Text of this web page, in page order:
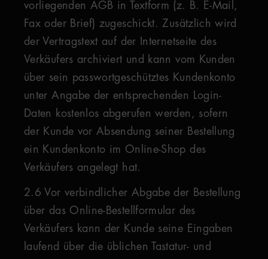
vorliegenden AGB in Textform (z. B. E-Mail,
Fax oder Brief) zugeschickt. Zusätzlich wird
der Vertragstext auf der Internetseite des
Verkäufers archiviert und kann vom Kunden
über sein passwortgeschütztes Kundenkonto
unter Angabe der entsprechenden Login-
Daten kostenlos abgerufen werden, sofern
der Kunde vor Absendung seiner Bestellung
ein Kundenkonto im Online-Shop des
Verkäufers angelegt hat.
2.6 Vor verbindlicher Abgabe der Bestellung
über das Online-Bestellformular des
Verkäufers kann der Kunde seine Eingaben
laufend über die üblichen Tastatur- und